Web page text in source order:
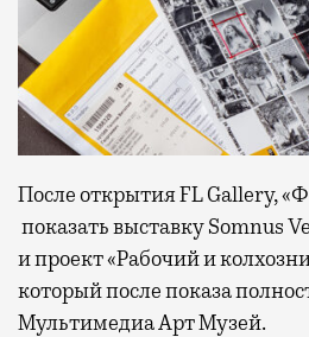
После открытия FL Gallery,
показать выставку Somnus
и проект «Рабочий и
который после показа
Мультимедиа Арт Музей.